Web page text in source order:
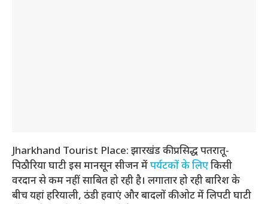
Jharkhand Tourist Place: झारखंड की प्रसिद्ध पतरातू-
पिठौरिया घाटी इस मानसून सीजन मेंपर्यटकों के लिएकिसी
वरदान से कम नहीं साबित हो रही है। लगातार हो रही बारिश के
बीच यहां हरियाली, ठंडी हवाएं और बादलों की ओट में लिपटी घाटी